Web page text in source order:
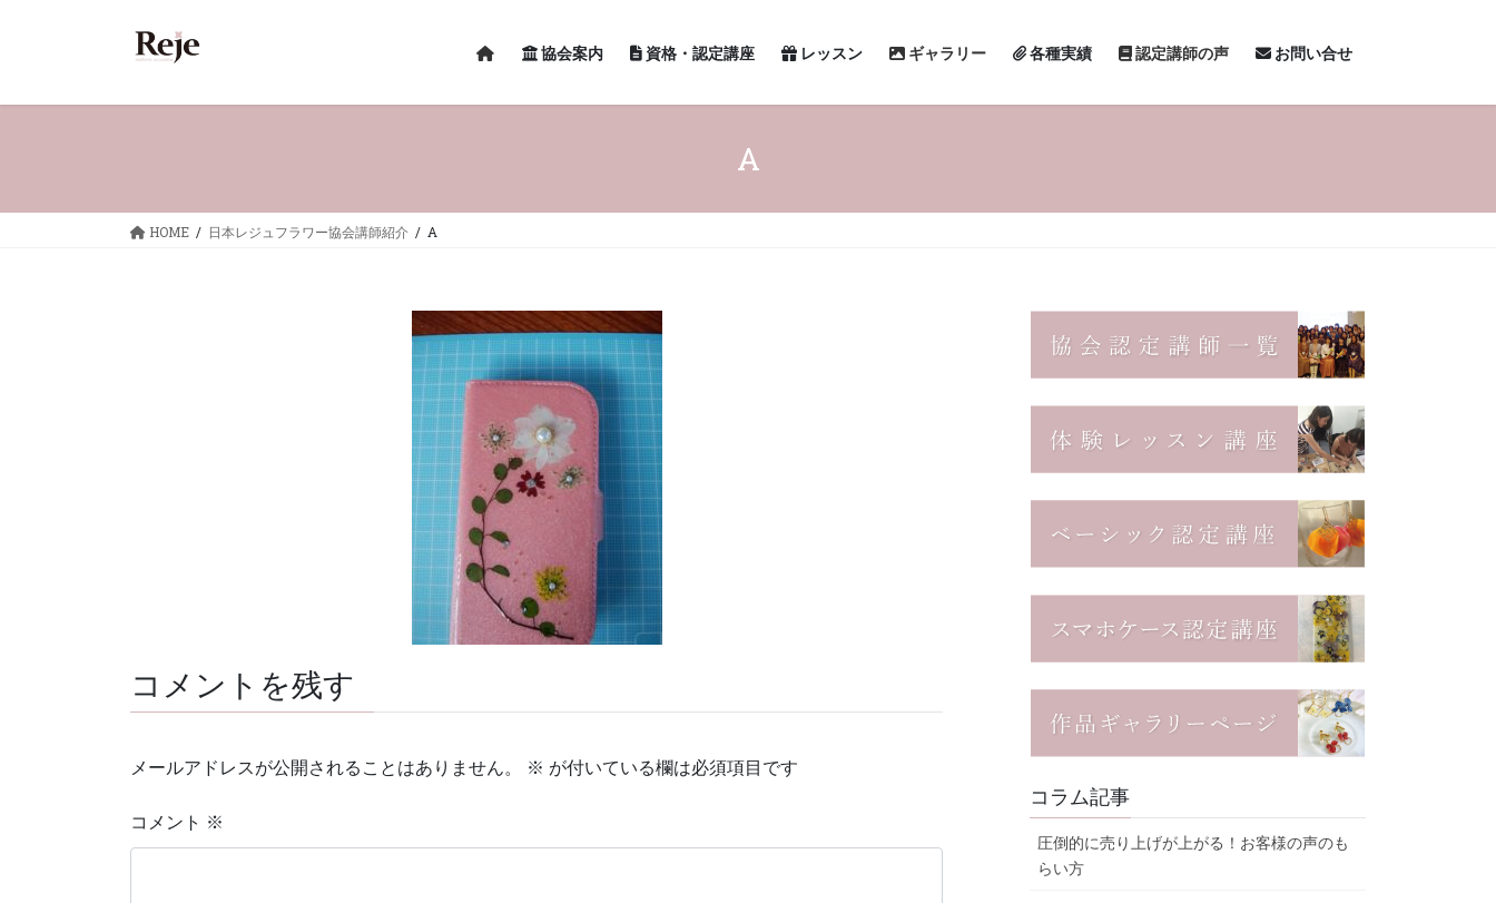
協会案内 資格・認定講座 レッスン ギャラリー 各種実績 認定講師の声 お問い合せ
A
HOME 日本レジュフラワー協会講師紹介 A
コメントを残す
メールアドレスが公開されることはありません。 ※ が付いている欄は必須項目です
コメント ※
コラム記事
圧倒的に売り上げが上がる！お客様の声のも
らい方